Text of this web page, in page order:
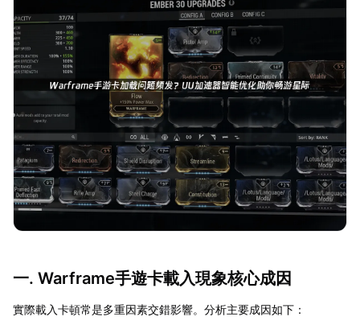
一. Warframe手遊卡載入現象核心成因
實際載入卡頓常是多重因素交錯影響。分析主要成因如下：